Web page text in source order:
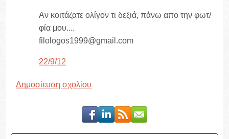
Αν κοιτάζατε ολίγον τι δεξιά, πάνω απο την φωτ/
φία μου....
filologos1999@gmail.com
22/9/12
Δημοσίευση σχολίου